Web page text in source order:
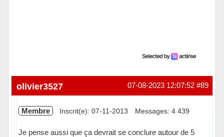
#89
07-08-2023 12:07:52
olivier3527
Membre Inscrit(e): 07-11-2013 Messages: 4 439
Je pense aussi que ça devrait se conclure autour de 5